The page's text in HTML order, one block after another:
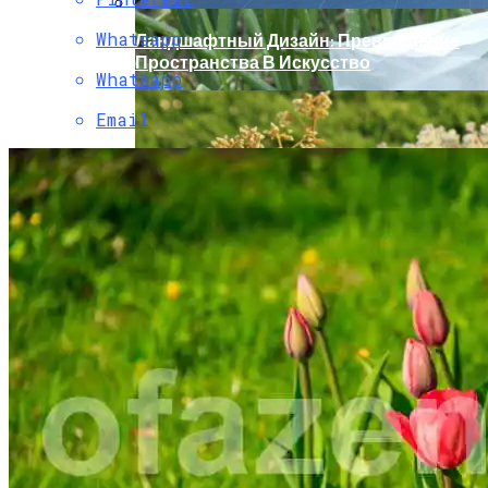
Чем Подкормить Лук
Ландшафтный Дизайн: Превращение
Пространства В Искусство
Whatsapp
Whatsapp
Email